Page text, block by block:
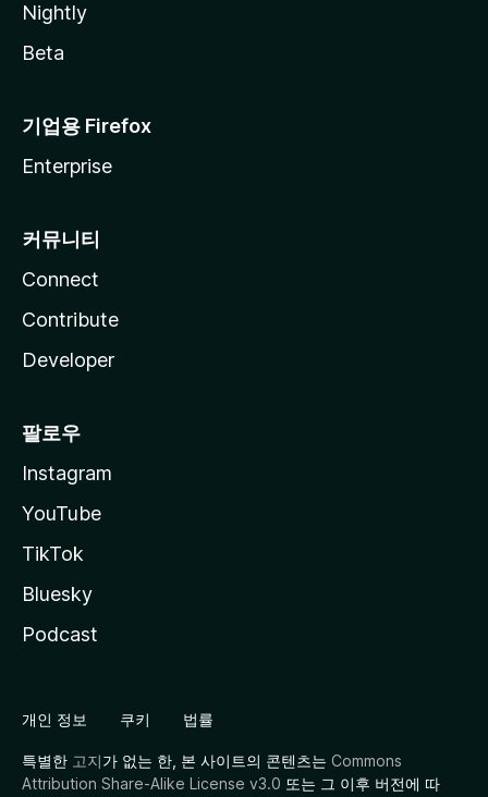
Nightly
Beta
기업용 Firefox
Enterprise
커뮤니티
Connect
Contribute
Developer
팔로우
Instagram
YouTube
TikTok
Bluesky
Podcast
개인 정보 쿠키 법률
특별한 고지가 없는 한, 본 사이트의 콘텐츠는 Commons
Attribution Share-Alike License v3.0 또는 그 이후 버전에 따